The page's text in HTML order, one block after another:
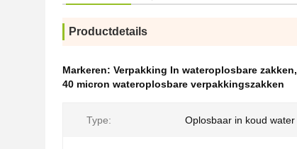
Productdetails
Markeren: Verpakking In wateroplosbare zakken,
40 micron wateroplosbare verpakkingszakken
Type: Oplosbaar in koud water